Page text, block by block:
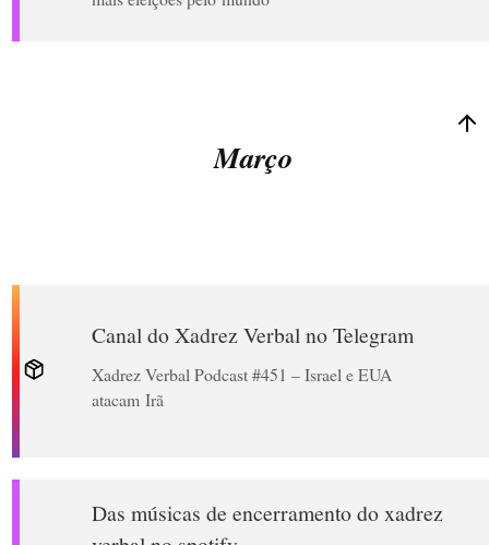
Março
Canal do Xadrez Verbal no Telegram
Xadrez Verbal Podcast #451 – Israel e EUA
atacam Irã
Das músicas de encerramento do xadrez